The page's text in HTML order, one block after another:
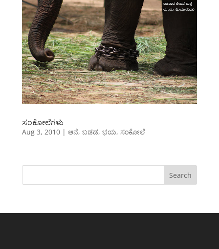
ಸಂಕೋಲೆಗಳು
Aug 3, 2010| ಆನೆ, ಬಡಡ, ಭಯ, ಸಂಕೋಲೆ